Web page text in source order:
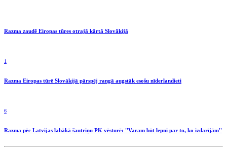
Razma zaudē Eiropas tūres otrajā kārtā Slovākijā
1
Razma Eiropas tūrē Slovākijā pārspēj rangā augstāk esošu nīderlandieti
6
Razma pēc Latvijas labākā šautriņu PK vēsturē: ''Varam būt lepni par to, ko izdarījām''